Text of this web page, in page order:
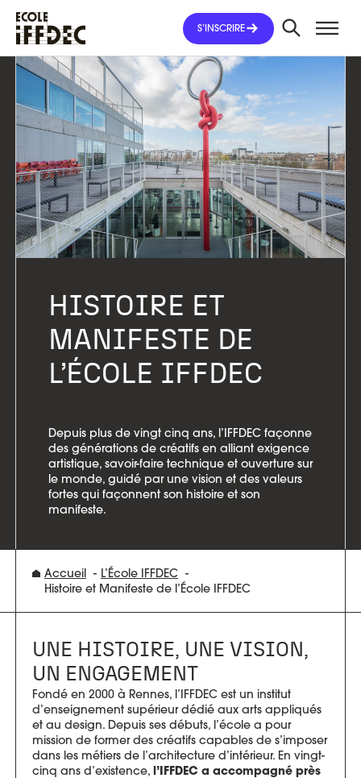
contenu
S’INSCRIRE
HISTOIRE ET
MANIFESTE DE
L’ÉCOLE IFFDEC
Depuis plus de vingt cinq ans, l’IFFDEC façonne
des générations de créatifs en alliant exigence
artistique, savoir-faire technique et ouverture sur
le monde, guidé par une vision et des valeurs
fortes qui façonnent son histoire et son
manifeste.
Accueil
L’École IFFDEC
Histoire et Manifeste de l’École IFFDEC
UNE HISTOIRE, UNE VISION,
UN ENGAGEMENT
Fondé en 2000 à Rennes, l’IFFDEC est un institut
d’enseignement supérieur dédié aux arts appliqués
et au design. Depuis ses débuts, l’école a pour
mission de former des créatifs capables de s’imposer
dans les métiers de l’architecture d’intérieur. En vingt-
cinq ans d’existence, l’IFFDEC a accompagné près